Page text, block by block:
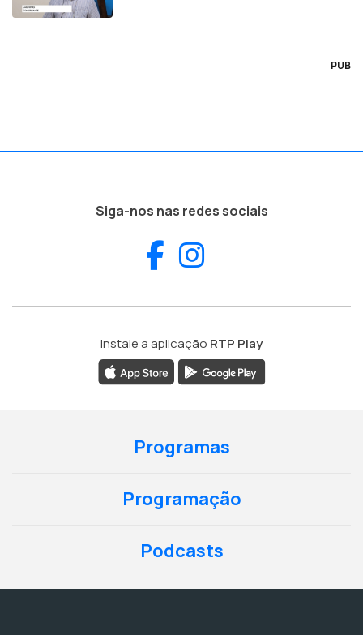
PUB
Siga-nos nas redes sociais
Facebook
Instale a aplicação RTP Play
Programas
Programação
Podcasts